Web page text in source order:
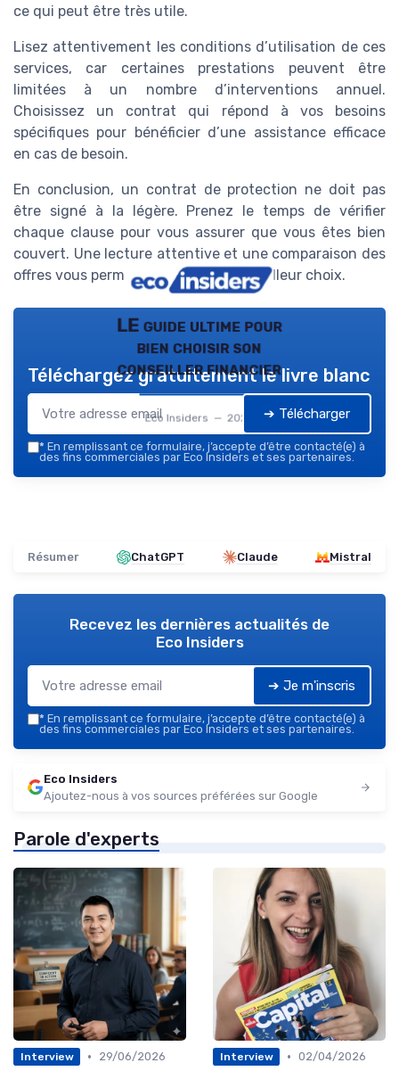
ce qui peut être très utile.
Lisez attentivement les conditions d’utilisation de ces
services, car certaines prestations peuvent être
limitées à un nombre d’interventions annuel.
Choisissez un contrat qui répond à vos besoins
spécifiques pour bénéficier d’une assistance efficace
en cas de besoin.
En conclusion, un contrat de protection ne doit pas
être signé à la légère. Prenez le temps de vérifier
chaque clause pour vous assurer que vous êtes bien
couvert. Une lecture attentive et une comparaison des
offres vous permettront de faire le meilleur choix.
LE guide ultime pour
bien choisir son
conseiller financier
Eco Insiders — 2026
Téléchargez gratuitement le livre blanc
➔ Télécharger
* En remplissant ce formulaire, j’accepte d’être contacté(e) à
des fins commerciales par Eco Insiders et ses partenaires.
Résumer ChatGPT Claude Mistral
Recevez les dernières actualités de
Eco Insiders
➔ Je m'inscris
* En remplissant ce formulaire, j’accepte d’être contacté(e) à
des fins commerciales par Eco Insiders et ses partenaires.
Eco Insiders
Ajoutez-nous à vos sources préférées sur Google
Parole d'experts
Interview •
29/06/2026
Interview • 02/04/2026